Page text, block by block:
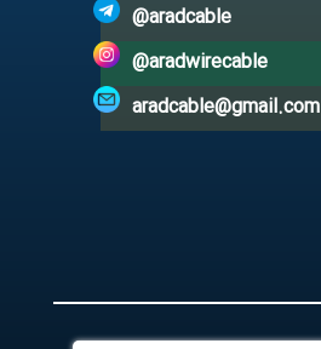
@aradcable
@aradwirecable
aradcable@gmail.com